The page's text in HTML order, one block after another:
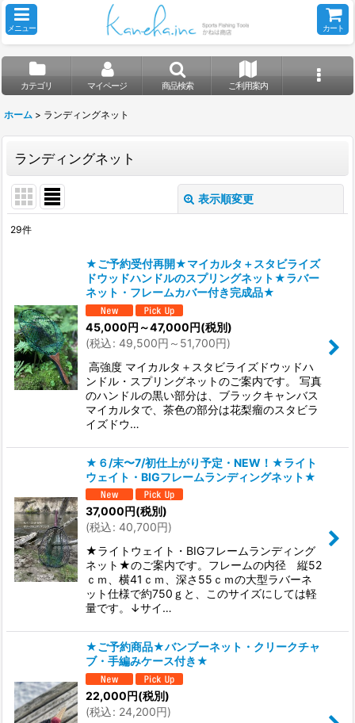
メニュー カート
カテゴリ マイページ 商品検索 ご利用案内
ホーム > ランディングネット
ランディングネット
表示順変更
絞り込む
29件
★ご予約受付再開★マイカルタ＋スタビライズ
ドウッドハンドルのスプリングネット★ラバー
ネット・フレームカバー付き完成品★
45,000円 ～47,000円(税別)
(税込: 49,500円 ～51,700円)
高強度 マイカルタ＋スタビライズドウッドハ
ンドル・スプリングネットのご案内です。 写真
のハンドルの黒い部分は、ブラックキャンバス
マイカルタで、茶色の部分は花梨瘤のスタビラ
イズドウ…
★６/末〜7/初仕上がり予定・NEW！★ライト
ウェイト・BIGフレームランディングネット★
37,000円(税別)
(税込: 40,700円)
★ライトウェイト・BIGフレームランディング
ネット★のご案内です。フレームの内径 縦52
ｃｍ、横41ｃｍ、深さ55ｃｍの大型ラバーネ
ット仕様で約750ｇと、このサイズにしては軽
量です。↓サイ…
★ご予約商品★バンブーネット・クリークチャ
ブ・手編みケース付き★
22,000円(税別)
(税込: 24,200円)